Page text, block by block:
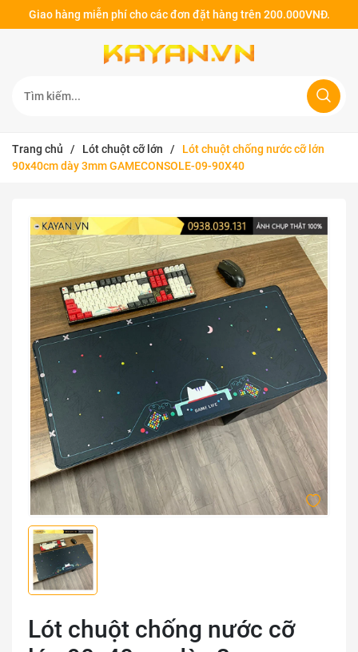
Giao hàng miễn phí cho các đơn đặt hàng trên 200.000VNĐ.
Trang chủ / Lót chuột cỡ lớn /
Lót chuột chống nước cỡ lớn
90x40cm dày 3mm GAMECONSOLE-09-90X40
Lót chuột chống nước cỡ